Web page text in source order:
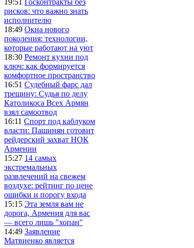
рисков: что важно знать
исполнителю
18:49 Окна нового
поколения: технологии,
которые работают на уют
18:30 Ремонт кухни под
ключ: как формируется
комфортное пространство
16:51 Судебный фарс дал
трещину: Судья по делу
Католикоса Всех Армян
взял самоотвод
16:11 Спорт под каблуком
власти: Пашинян готовит
рейдерский захват НОК
Армении
15:27 14 самых
экстремальных
развлечений на свежем
воздухе: рейтинг по цене
ошибки и порогу входа
15:15 Эта земля вам не
дорога, Армения для вас
— всего лишь "хопан"
14:49 Заявление
Матвиенко является